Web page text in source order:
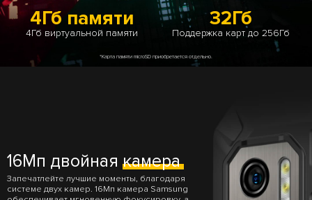
4Гб памяти
4Гб виртуальной памяти
32Гб
Поддержка карт до 256Гб
*Карта памяти microSD приобретается отдельно.
16Мп двойная камера
Запечатлейте лучшие моменты, благодаря
системе двух камер. 16Мп камера Samsung